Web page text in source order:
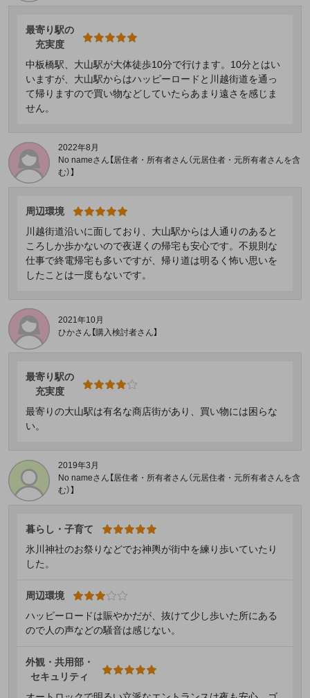
最寄り駅の
充実度
中板橋駅、大山駅が大体徒歩10分で行けます。10分とはい
いますが、大山駅からはハッピーロードと川越街道を通っ
て帰りますので買い物などしていたらあまり遠さを感じま
せん。
2022年8月
No nameさん【居住者・所有者さん（元居住者・元所有者さんを含
む）】
周辺環境
川越街道沿いに面しており、大山駅からは人通りのあると
ころしか歩かないので夜遅くの帰宅も安心です。不規則な
仕事で終電帰宅も多いですが、帰り道は明るく怖い思いを
したことは一度もないです。
2021年10月
ひかさん【購入検討者さん】
最寄り駅の
充実度
最寄りの大山駅は有名な商店街があり、買い物には困らな
い。
2019年3月
No nameさん【居住者・所有者さん（元居住者・元所有者さんを含
む）】
暮らし・子育て
氷川神社のお祭りなどでお神輿が街中を練り歩いていたり
した。
周辺環境
ハッピーロードは賑やかだが、抜けて少し歩いた所にある
ので人の声などの騒音は感じない。
外観・共用部・
セキュリティ